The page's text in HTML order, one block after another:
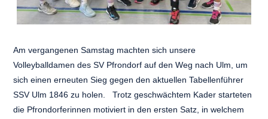
Am vergangenen Samstag machten sich unsere
Volleyballdamen des SV Pfrondorf auf den Weg nach Ulm, um
sich einen erneuten Sieg gegen den aktuellen Tabellenführer
SSV Ulm 1846 zu holen. Trotz geschwächtem Kader starteten
die Pfrondorferinnen motiviert in den ersten Satz, in welchem